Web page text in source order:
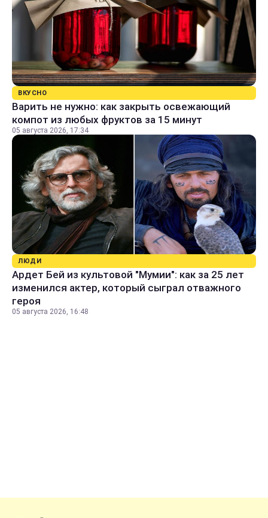
ВКУСНО
Варить не нужно: как закрыть освежающий
компот из любых фруктов за 15 минут
05 августа 2026, 17:34
ЛЮДИ
Ардет Бей из культовой "Мумии": как за 25 лет
изменился актер, который сыграл отважного
героя
05 августа 2026, 16:48